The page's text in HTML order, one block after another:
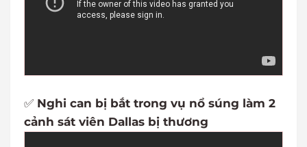
✅ Nghi can bị bắt trong vụ nổ súng làm 2
cảnh sát viên Dallas bị thương